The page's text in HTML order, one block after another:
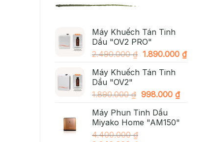
Máy Khuếch Tán Tinh
Dầu "OV2 PRO"
2.490.000₫ Giá
là:
1.890.000 ₫Giá
Máy Khuếch Tán Tinh
Dầu "OV2"
1.890.000₫ Giá
là:
1.890.000 ₫.
998.000 ₫Giá
là:
Máy Phun Tinh Dầu
Miyako Home "AM150"
4.400.000₫